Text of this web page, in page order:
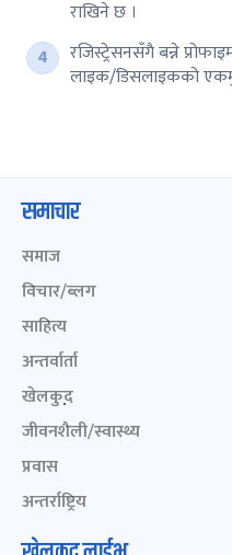
राखिने छ ।
रजिस्ट्रेसनसँगै बन्ने
लाइक/डिसलाइकको
समाचार
समाज
विचार/ब्लग
साहित्य
अन्तर्वार्ता
खेलकुद़़
जीवनशैली/स्वास्थ्य
प्रवास
अन्तर्राष्ट्रिय